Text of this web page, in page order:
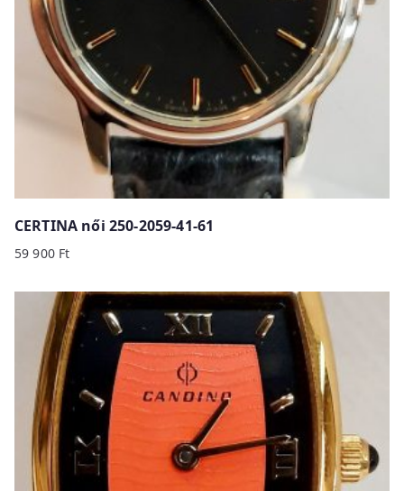
CERTINA női 250-2059-41-61
59 900 Ft